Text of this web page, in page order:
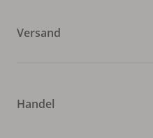
Versand
Handel